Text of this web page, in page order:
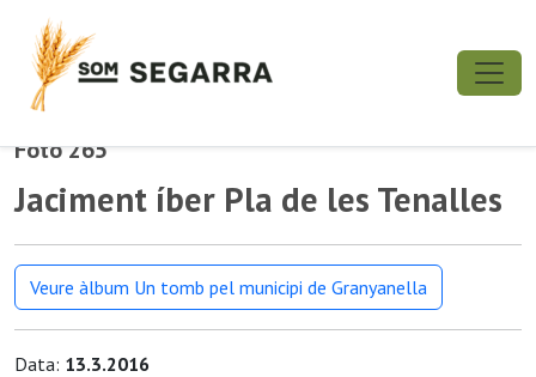
Foto 265
Jaciment íber Pla de les Tenalles
Veure àlbum Un tomb pel municipi de Granyanella
Data: 13.3.2016